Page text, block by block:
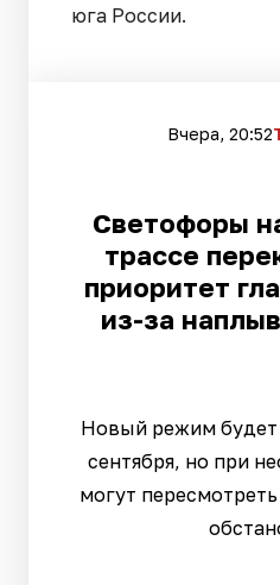
юга России.
Вчера, 20:52
Светофоры
трассе
приоритет
из-за
Новый режим будет
сентября, но при
могут